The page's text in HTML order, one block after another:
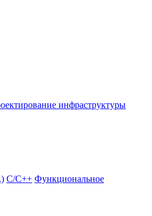
инфраструктуры
С/С++ Функциональное